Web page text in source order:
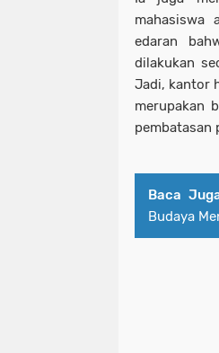
mahasiswa
edaran
dilakukan
Jadi, kantor
merupakan
pembatasan
Baca
Budaya